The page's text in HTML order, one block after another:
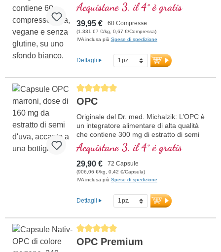
• no nano - NADH, senza nanoparticelle!
• sublinguale per un migliore
assorbimento attraverso la mucosa orale
• Senza di additivi
Acquistane 3, il 4° è gratis
39,95 € 60 Compresse
(1.331,67 €/kg, 0,67 €/Compressa)
IVA inclusa più Spese di spedizione
Dettagli
Average rating of 5 out of 5 stars
OPC
Originale del Dr. med. Michalzik: L’OPC è
un integratore alimentare di alta qualità
che contiene 300 mg di estratto di semi
d’uva (Vitis vinifera) e 50 mg di vitamina C
per dose giornaliera (1 capsula). L’estratto
di semi d’uva è standardizzato al 95% di
polifenoli con almeno 160 mg di vero OPC
per capsula, offrendo così un’elevata
ulteriori informazioni sull’OPC
Acquistane 3, il 4° è gratis
29,90 € 72 Capsule
(906,06 €/kg, 0,42 €/Capsula)
IVA inclusa più Spese di spedizione
Dettagli
Average rating of 5 out of 5 stars
OPC Premium